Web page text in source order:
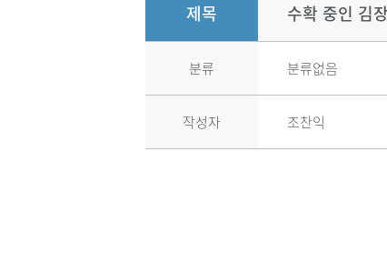
제목 수확 중인 김
분류 분류없음
작성자 조찬익